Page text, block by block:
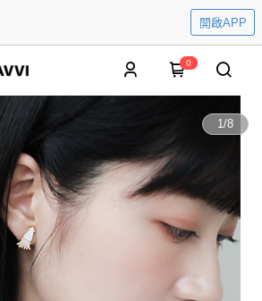
開啟APP
0
1/8